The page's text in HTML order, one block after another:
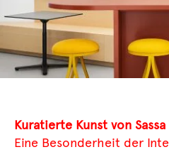
Kuratierte Kunst von Sassa
Eine Besonderheit der